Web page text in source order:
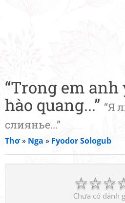
“Trong em anh
hào quang...” “Я
слиянье...”
Thơ» Nga » Fyodor Sologub
☆
☆
☆
Chưa có đánh